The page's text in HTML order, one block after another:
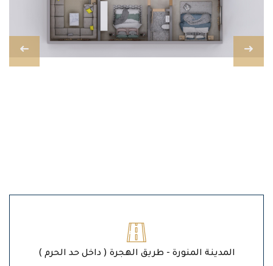
المدينة المنورة - طريق الهجرة ( داخل حد الحرم )